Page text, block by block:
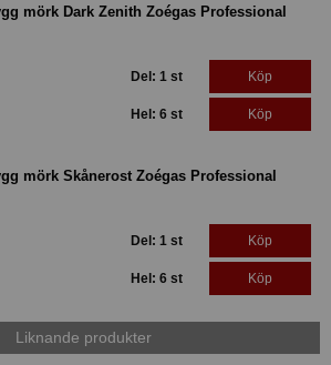
mörk Dark Zenith Zoégas Professional
Del: 1 st Köp
Hel: 6 st Köp
mörk Skånerost Zoégas Professional
Del: 1 st Köp
Hel: 6 st Köp
Liknande produkter